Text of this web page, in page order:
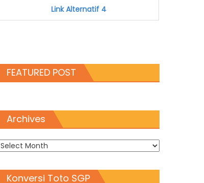
Link Alternatif 4
FEATURED POST
Archives
Archives
Konversi Toto SGP